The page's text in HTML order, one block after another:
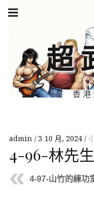
Skip
超
香
navigation
admin 3 10 月, 2024
4-96-林先
4-97-山竹的練功